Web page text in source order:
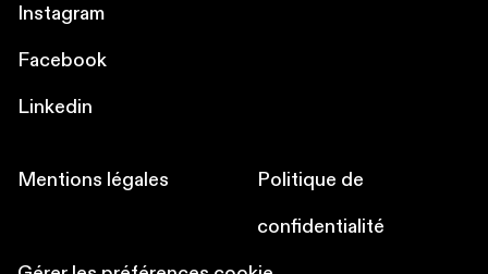
Instagram
Facebook
Linkedin
Mentions légales
Politique de
confidentialité